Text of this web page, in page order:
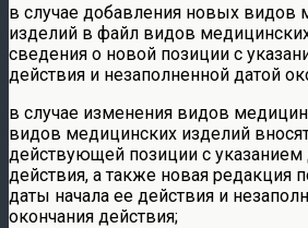
в случае добавления новых видов
изделий в файл видов
сведения о новой позиции с
действия и незаполненной датой
в случае изменения видов
видов медицинских изделий
действующей позиции с указанием
действия, а также новая редакция
даты начала ее действия и
окончания действия;